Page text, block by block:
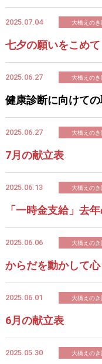
2025.07.04 大橋えのき
七夕の願いをこめて
2025.06.27 大橋えのき
健康診断に向けて
2025.06.27 大橋えのき
7月の献立表
2025.06.13 大橋えのき
「一時金支給」去
2025.06.06 大橋えのき
からだを動かして
2025.06.01 大橋えのき
6月の献立表
2025.05.30 大橋えのき